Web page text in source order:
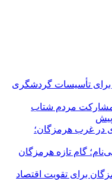
برای تأسیسات گردشگری
مردم شتاب
در غرب هرمزگان؛
گام تازه هرمزگان
برای تقویت اقتصاد